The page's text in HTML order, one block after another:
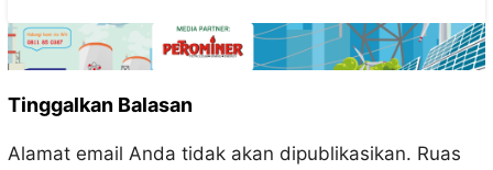
Tinggalkan Balasan
Alamat email Anda tidak akan dipublikasikan. Ruas